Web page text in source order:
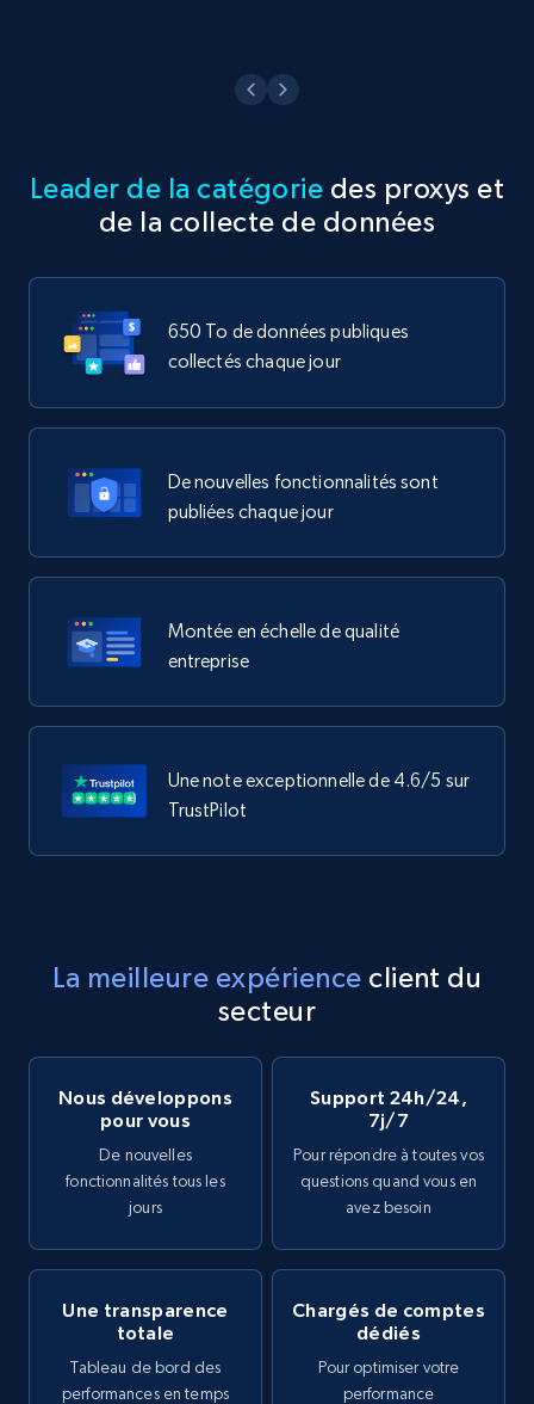
Leader de la catégorie des proxys et
de la collecte de données
650 To de données publiques
collectés chaque jour
De nouvelles fonctionnalités sont
publiées chaque jour
Montée en échelle de qualité
entreprise
Une note exceptionnelle de 4.6/5 sur
TrustPilot
La meilleure expérience client du
secteur
Nous développons
pour vous
De nouvelles
fonctionnalités tous les
jours
Support 24h/24,
7j/7
Pour répondre à toutes vos
questions quand vous en
avez besoin
Une transparence
totale
Tableau de bord des
performances en temps
Chargés de comptes
dédiés
Pour optimiser votre
performance